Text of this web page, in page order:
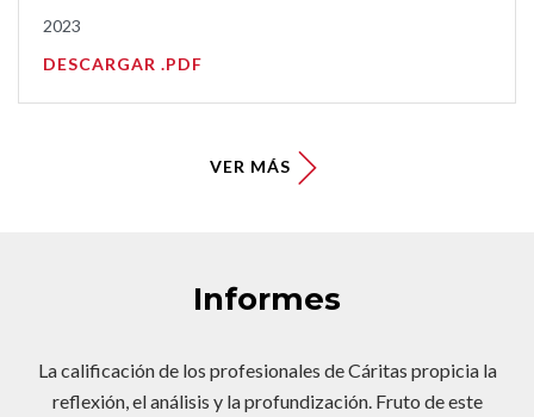
2023
DESCARGAR .PDF
VER MÁS
Informes
La calificación de los profesionales de Cáritas propicia la
reflexión, el análisis y la profundización. Fruto de este